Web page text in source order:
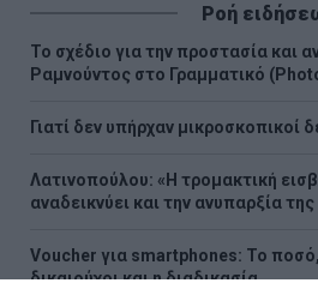
Ροή
Το σχέδιο για την προστασία και
Ραμνούντος στο Γραμματικό
Γιατί δεν υπήρχαν μικροσκοπικοί
Λατινοπούλου: «Η τρομακτική
αναδεικνύει και την ανυπαρξία της
Voucher για smartphones: Το ποσό,
δικαιούχοι και η διαδικασία